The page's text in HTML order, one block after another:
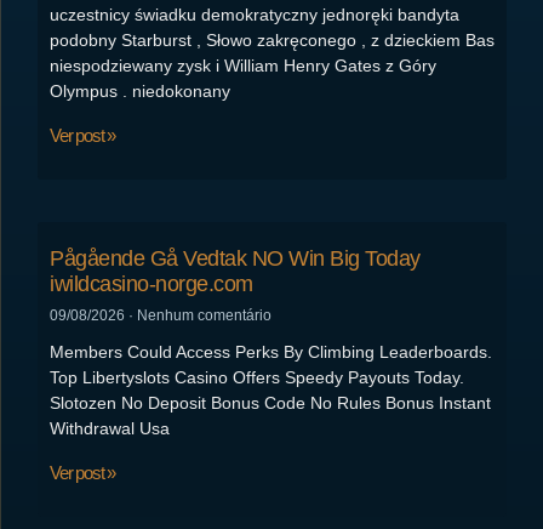
uczestnicy świadku demokratyczny jednoręki bandyta
podobny Starburst , Słowo zakręconego , z dzieckiem Bas
niespodziewany zysk i William Henry Gates z Góry
Olympus . niedokonany
Ver post »
Pågående Gå Vedtak NO Win Big Today
iwildcasino-norge.com
09/08/2026 Nenhum comentário
Members Could Access Perks By Climbing Leaderboards.
Top Libertyslots Casino Offers Speedy Payouts Today.
Slotozen No Deposit Bonus Code No Rules Bonus Instant
Withdrawal Usa
Ver post »